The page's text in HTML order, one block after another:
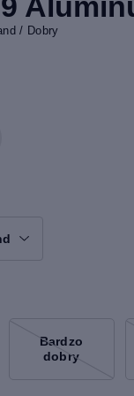
/ Dobry
Bardzo
dobry